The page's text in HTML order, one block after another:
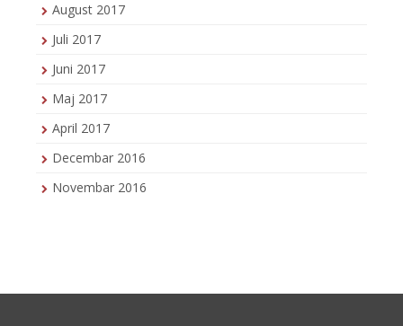
August 2017
Juli 2017
Juni 2017
Maj 2017
April 2017
Decembar 2016
Novembar 2016